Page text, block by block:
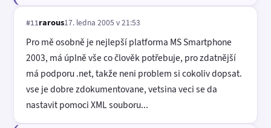
#11rarous17. ledna 2005 v 21:53
Pro mě osobně je nejlepší platforma MS Smartphone
2003, má úplně vše co člověk potřebuje, pro zdatnější
má podporu .net, takže neni problem si cokoliv dopsat.
vse je dobre zdokumentovane, vetsina veci se da
nastavit pomoci XML souboru...